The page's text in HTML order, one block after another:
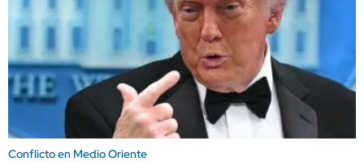
Conflicto en Medio Oriente